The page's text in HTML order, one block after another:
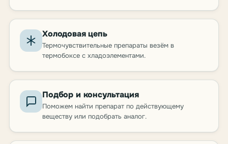
Холодовая цепь
Термочувствительные препараты везём в
термобоксе с хладоэлементами.
Подбор и консультация
Поможем найти препарат по действующему
веществу или подобрать аналог.